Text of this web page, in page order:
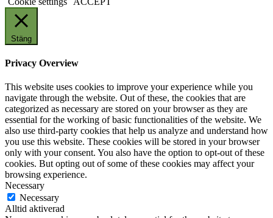
Stäng
Privacy Overview
This website uses cookies to improve your experience while you
navigate through the website. Out of these, the cookies that are
categorized as necessary are stored on your browser as they are
essential for the working of basic functionalities of the website. We
also use third-party cookies that help us analyze and understand how
you use this website. These cookies will be stored in your browser
only with your consent. You also have the option to opt-out of these
cookies. But opting out of some of these cookies may affect your
browsing experience.
Necessary
Necessary
Alltid aktiverad